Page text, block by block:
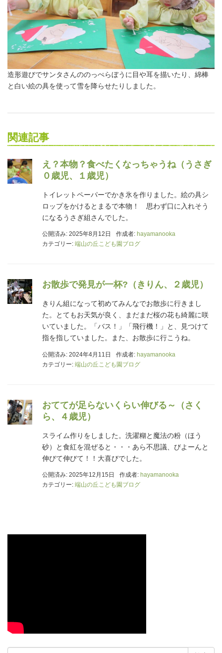
造形遊びでサンタさんののっぺらぼうに目や耳を描いたり、綿棒
と白い絵の具を使って雪を降らせたりしました。
関連記事
え？本物？食べたくなっちゃうね（うさぎ
０歳児、１歳児）
トイレットペーパーでかき氷を作りました。絵の具シ
ロップをかけるとまるで本物！ 思わず口に入れそう
になるうさぎ組さんでした。
公開済み: 2025年8月12日 作成者: hayamanooka
カテゴリー: 端山の丘こども園ブログ
お散歩で発見が一杯?（きりん、２歳児）
きりん組になって初めてみんなでお散歩に行きまし
た。とてもお天気が良く、まだまだ桜の花も綺麗に咲
いていました。「バス！」「飛行機！」と、見つけて
指を指していました。また、お散歩に行こうね。
公開済み: 2024年4月11日 作成者: hayamanooka
カテゴリー: 端山の丘こども園ブログ
おててが足らないくらい伸びる～（さく
ら、４歳児）
スライム作りをしました。洗濯糊と魔法の粉（ほう
砂）と食紅を混ぜると・・・あら不思議、びよーんと
伸びて伸びて！！大喜びでした。
公開済み: 2025年12月15日 作成者: hayamanooka
カテゴリー: 端山の丘こども園ブログ